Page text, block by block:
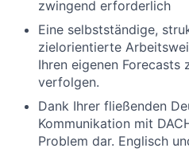
zwingend erforderlich
Eine selbstständige,
zielorientierte
Ihren eigenen Forecasts
verfolgen.
Dank Ihrer fließenden
Kommunikation mit
Problem dar. Englisch